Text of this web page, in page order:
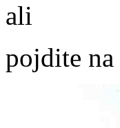
ali
pojdite na